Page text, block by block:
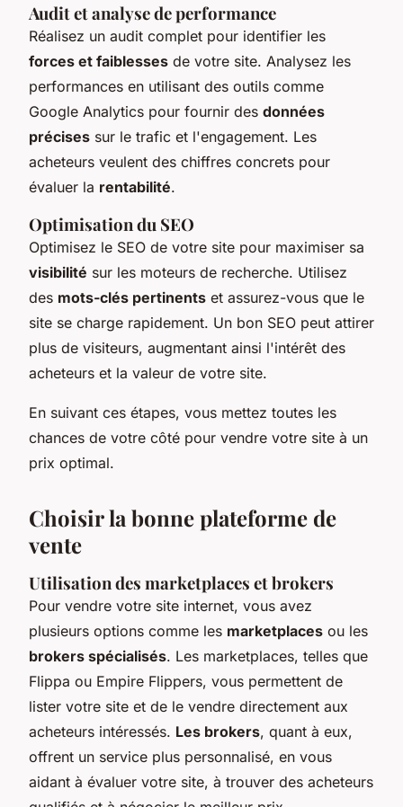
Audit et analyse de performance
Réalisez un audit complet pour identifier les
forces et faiblesses de votre site. Analysez les
performances en utilisant des outils comme
Google Analytics pour fournir des données
précises sur le trafic et l'engagement. Les
acheteurs veulent des chiffres concrets pour
évaluer la rentabilité.
Optimisation du SEO
Optimisez le SEO de votre site pour maximiser sa
visibilité sur les moteurs de recherche. Utilisez
des mots-clés pertinents et assurez-vous que le
site se charge rapidement. Un bon SEO peut attirer
plus de visiteurs, augmentant ainsi l'intérêt des
acheteurs et la valeur de votre site.
En suivant ces étapes, vous mettez toutes les
chances de votre côté pour vendre votre site à un
prix optimal.
Choisir la bonne plateforme de
vente
Utilisation des marketplaces et brokers
Pour vendre votre site internet, vous avez
plusieurs options comme les marketplaces ou les
brokers spécialisés. Les marketplaces, telles que
Flippa ou Empire Flippers, vous permettent de
lister votre site et de le vendre directement aux
acheteurs intéressés. Les brokers, quant à eux,
offrent un service plus personnalisé, en vous
aidant à évaluer votre site, à trouver des acheteurs